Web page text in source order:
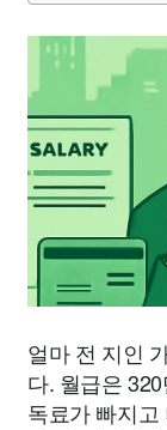
얼마 전 지인
다. 월급은
독료가 빠지